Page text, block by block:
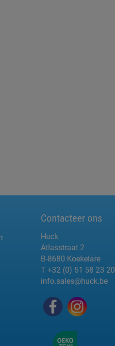
Contacteer ons
Huck
Atlasstraat 2
B-8680 Koekelare
T +32 (0) 51 58 23 20
info.sales@huck.be